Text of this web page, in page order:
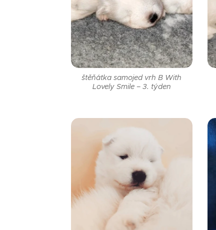
štěňátka samojed vrh B With
Lovely Smile – 3. týden